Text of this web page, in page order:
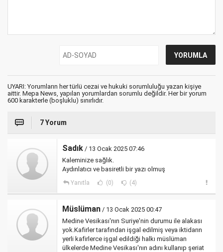
UYARI: Yorumların her türlü cezai ve hukuki sorumluluğu yazan kişiye
aittir. Mepa News, yapılan yorumlardan sorumlu değildir. Her bir yorum
600 karakterle (boşluklu) sınırlıdır.
7 Yorum
Sadık / 13 Ocak 2025 07:46
Kaleminize sağlık.
Aydınlatıcı ve basiretli bir yazı olmuş
Yanıtla (0) (4)
Müslüman / 13 Ocak 2025 00:47
Medine Vesikası'nın Suriye'nin durumu ile alakası
yok.Kafirler tarafından işgal edilmiş veya iktidarın
yerli kafirlerce işgal edildiği halkı müslüman
ülkelerde Medine Vesikası'nın adını kullanıp şeriat